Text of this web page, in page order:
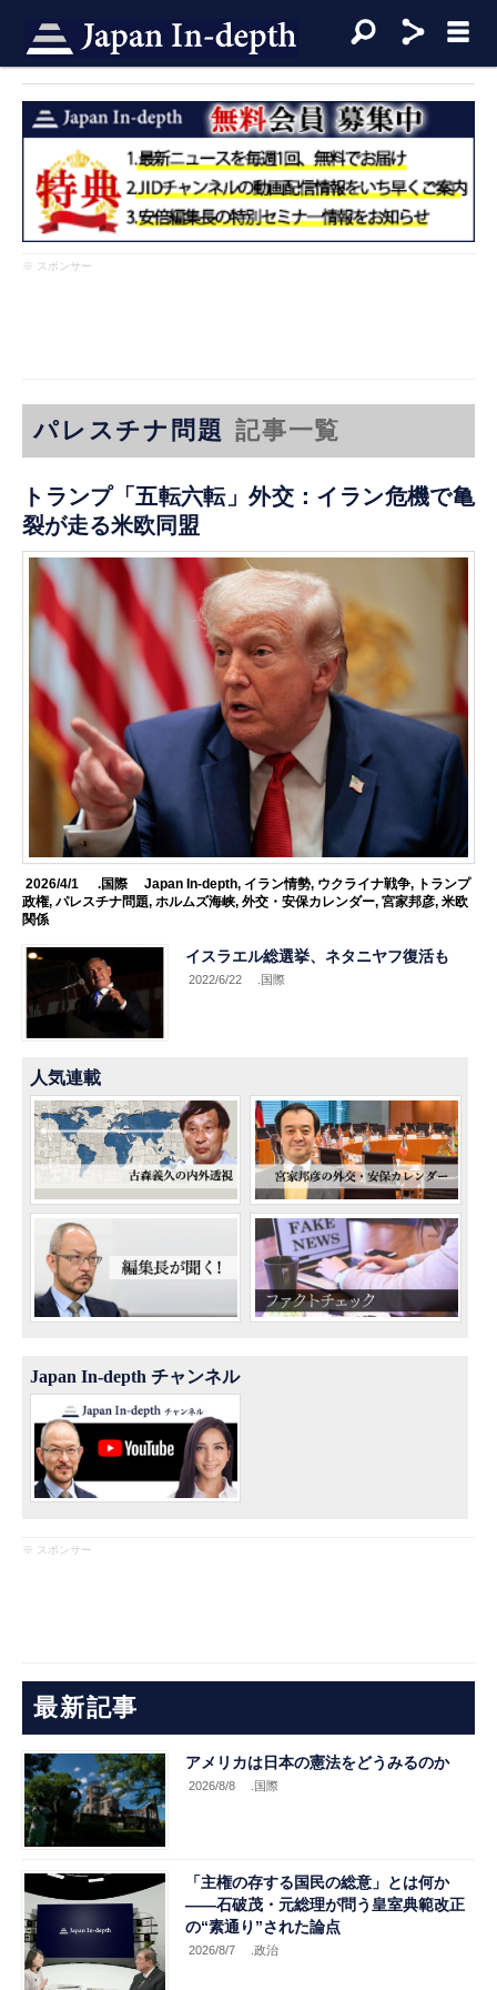
※ スポンサー
パレスチナ問題 記事一覧
トランプ「五転六転」外交：イラン危機で亀
裂が走る米欧同盟
2026/4/1 .国際 Japan In-depth, イラン情勢, ウクライナ戦争, トランプ
政権,パレスチナ問題,ホルムズ海峡,外交・安保カレンダー,宮家邦彦,米欧
関係
イスラエル総選挙、ネタニヤフ復活も
2022/6/22 .国際
人気連載
Japan In-depth チャンネル
※ スポンサー
最新記事
アメリカは日本の憲法をどうみるのか
2026/8/8 .国際
「主権の存する国民の総意」とは何か
――石破茂・元総理が問う皇室典範改正
の“素通り”された論点
2026/8/7 .政治